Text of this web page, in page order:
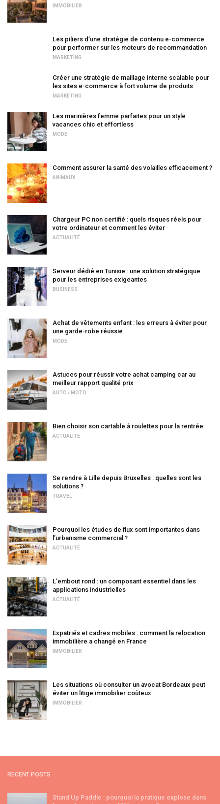
IMMOBILIER
Les piliers d’une stratégie de contenu e-commerce
pour performer sur les moteurs de recommandation
MARKETING
Créer une stratégie de maillage interne scalable pour
les sites e-commerce à fort volume de produits
MARKETING
Les marinières femme parfaites pour un style
vacances chic et effortless
MODE
Comment assurer la santé des volailles efficacement ?
ANIMAUX
Chargeur PC non certifié : quels risques réels pour
votre ordinateur et comment les éviter
ACTUALITÉ
Serveur dédié en Tunisie : une solution stratégique
pour les entreprises exigeantes
BUSINESS
Achat de vêtements enfant : les erreurs à éviter pour
une garde-robe réussie
MODE
Astuces pour réussir votre achat camping car au
meilleur rapport qualité prix
AUTO / MOTO
Bien choisir son cartable à roulettes pour la rentrée
ACTUALITÉ
Se rendre à Lille depuis Bruxelles : quelles sont les
solutions ?
TRAVEL
Pourquoi les études de flux sont importantes dans
l’urbanisme commercial ?
ACTUALITÉ
L’embout rond : un composant essentiel dans les
applications industrielles
ACTUALITÉ
Expatriés et cadres mobiles : comment la relocation
immobilière a changé en France
IMMOBILIER
Les situations où consulter un avocat Bordeaux peut
éviter un litige immobilier coûteux
IMMOBILIER
RECENT POSTS
Stand Up Paddle : pourquoi la pratique explose dans